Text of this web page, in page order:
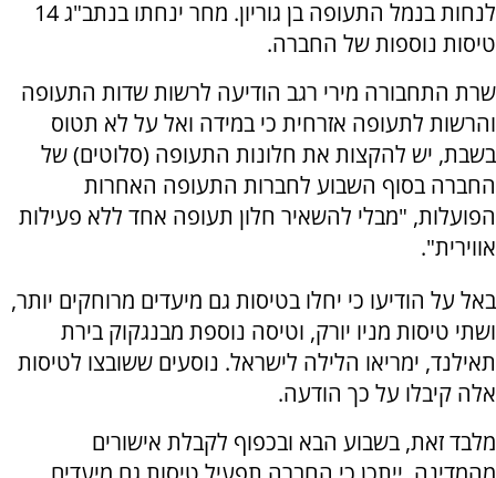
לנחות בנמל התעופה בן גוריון. מחר ינחתו בנתב"ג 14
טיסות נוספות של החברה.
שרת התחבורה מירי רגב הודיעה לרשות שדות התעופה
והרשות לתעופה אזרחית כי במידה ואל על לא תטוס
בשבת, יש להקצות את חלונות התעופה (סלוטים) של
החברה בסוף השבוע לחברות התעופה האחרות
הפועלות, "מבלי להשאיר חלון תעופה אחד ללא פעילות
אווירית".
באל על הודיעו כי יחלו בטיסות גם מיעדים מרוחקים יותר,
ושתי טיסות מניו יורק, וטיסה נוספת מבנגקוק בירת
תאילנד, ימריאו הלילה לישראל. נוסעים ששובצו לטיסות
אלה קיבלו על כך הודעה.
מלבד זאת, בשבוע הבא ובכפוף לקבלת אישורים